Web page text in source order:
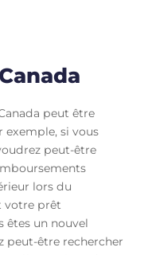
peut être
si vous
peut-être
lors du
votre prêt
êtes un nouvel
peut-être rechercher